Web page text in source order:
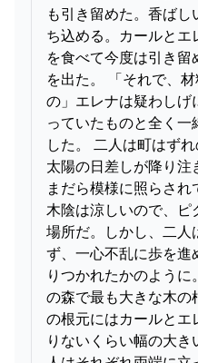
も引き留めた。香ば
ち込める。カールと
を食べて今度は引き
を出た。 「それで、
の」エレナは疑わし
っていたものと全く
した。 二人は町はず
太陽の日差しが降り
まだら模様に照らされ
木陰は涼しいので、
場所だ。しかし、二
ず、一心不乱に歩を進
りつかれたかのよう
の森で最も大きな木の
の根元にはカールとエ
りないくらい幅の大